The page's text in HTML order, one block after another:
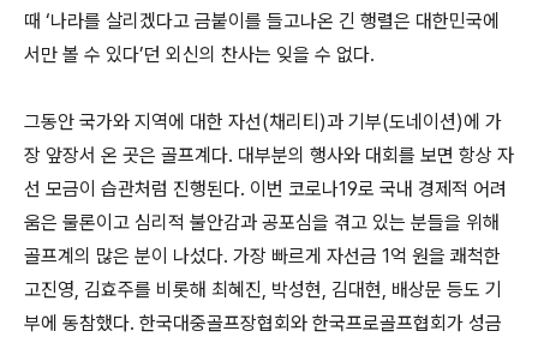
때 ‘나라를 살리겠다고 금붙이를 들고나온 긴 행렬은 대한민국에
서만 볼 수 있다’던 외신의 찬사는 잊을 수 없다.
그동안 국가와 지역에 대한 자선(채리티)과 기부(도네이션)에 가
장 앞장서 온 곳은 골프계다. 대부분의 행사와 대회를 보면 항상 자
선 모금이 습관처럼 진행된다. 이번 코로나19로 국내 경제적 어려
움은 물론이고 심리적 불안감과 공포심을 겪고 있는 분들을 위해
골프계의 많은 분이 나섰다. 가장 빠르게 자선금 1억 원을 쾌척한
고진영, 김효주를 비롯해 최혜진, 박성현, 김대현, 배상문 등도 기
부에 동참했다. 한국대중골프장협회와 한국프로골프협회가 성금